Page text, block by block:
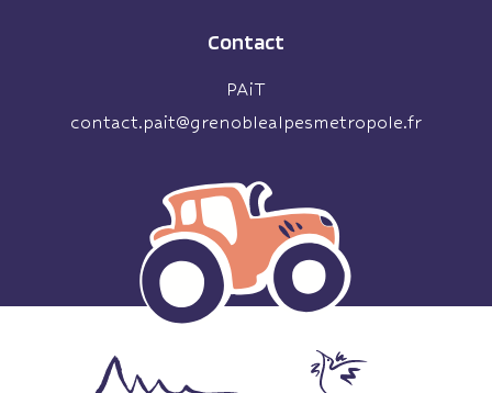
Contact
PAiT
contact.pait@grenoblealpesmetropole.fr